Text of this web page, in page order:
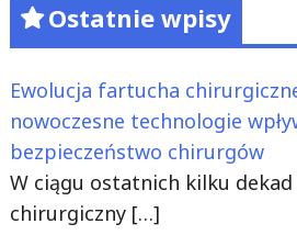
Ostatnie wpisy
Ewolucja fartucha
nowoczesne technologie
bezpieczeństwo chirurgów
W ciągu ostatnich kilku
chirurgiczny […]